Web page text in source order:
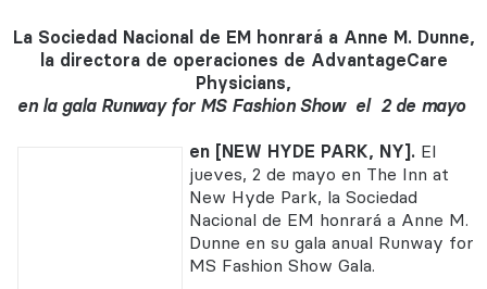
La Sociedad Nacional de EM honrará a Anne M. Dunne,
la directora de operaciones de AdvantageCare
Physicians,
en la gala Runway for MS Fashion Show el 2 de mayo
en [NEW HYDE PARK, NY]. El
jueves, 2 de mayo en The Inn at
New Hyde Park, la Sociedad
Nacional de EM honrará a Anne M.
Dunne en su gala anual Runway for
MS Fashion Show Gala.